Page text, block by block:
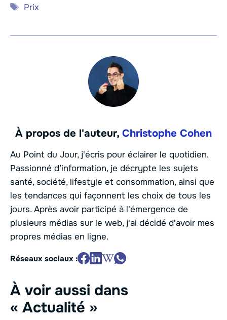
Étiquettes
Prix
À propos de l'auteur, Christophe Cohen
Au Point du Jour, j'écris pour éclairer le quotidien.
Passionné d’information, je décrypte les sujets
santé, société, lifestyle et consommation, ainsi que
les tendances qui façonnent les choix de tous les
jours. Après avoir participé à l'émergence de
plusieurs médias sur le web, j'ai décidé d'avoir mes
propres médias en ligne.
Réseaux sociaux :
À voir aussi dans
« Actualité »